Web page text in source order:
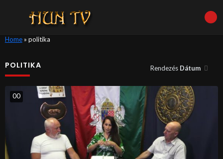
Home» politika
POLITIKA Rendezés Dátum
00